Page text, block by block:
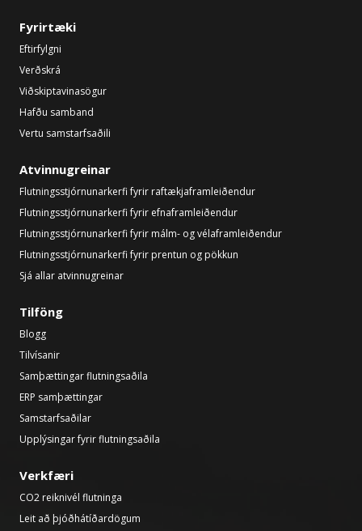
Fyrirtæki
Eftirfylgni
Verðskrá
Viðskiptavinasögur
Hafðu samband
Vertu samstarfsaðili
Atvinnugreinar
Flutningsstjórnunarkerfi fyrir raftækjaframleiðendur
Flutningsstjórnunarkerfi fyrir efnaframleiðendur
Flutningsstjórnunarkerfi fyrir málm- og vélaframleiðendur
Flutningsstjórnunarkerfi fyrir prentun og pökkun
Sjá allar atvinnugreinar
Tilföng
Blogg
Tilvísanir
Samþættingar flutningsaðila
ERP samþættingar
Samstarfsaðilar
Upplýsingar fyrir flutningsaðila
Verkfæri
CO2 reiknivél flutninga
Leit að þjóðhátíðardögum